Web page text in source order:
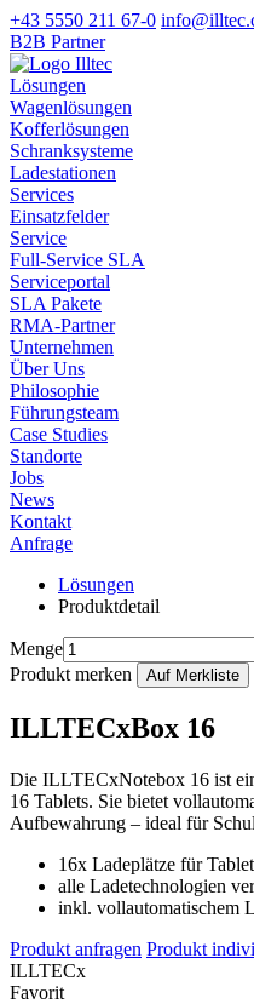
+43 5550 211 67-0
B2B Partner
Lösungen
Wagenlösungen
Kofferlösungen
Schranksysteme
Ladestationen
Services
Einsatzfelder
Service
Full-Service SLA
Serviceportal
SLA Pakete
RMA-Partner
Unternehmen
Über Uns
Philosophie
Führungsteam
Case Studies
Standorte
Jobs
News
Kontakt
Anfrage
Lösungen
Produktdetail
Menge
Produkt merken
ILLTECxBox 16
Die ILLTECxNotebox 16 ist
16 Tablets. Sie bietet
Aufbewahrung – ideal für
16x Ladeplätze für
alle Ladetechnologien
inkl. vollautomatischem
Produkt anfragen Produkt
ILLTECx
Favorit